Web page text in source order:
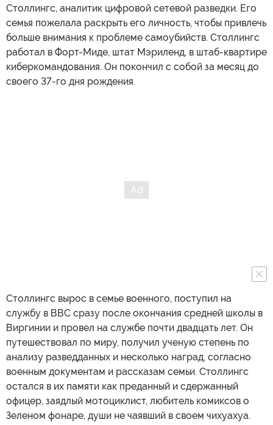
Столлингс, аналитик цифровой сетевой разведки. Его
семья пожелала раскрыть его личность, чтобы привлечь
больше внимания к проблеме самоубийств. Столлингс
работал в Форт-Миде, штат Мэриленд, в штаб-квартире
киберкомандования. Он покончил с собой за месяц до
своего 37-го дня рождения.
Столлингс вырос в семье военного, поступил на
службу в ВВС сразу после окончания средней школы в
Виргинии и провел на службе почти двадцать лет. Он
путешествовал по миру, получил ученую степень по
анализу разведданных и несколько наград, согласно
военным документам и рассказам семьи. Столлингс
остался в их памяти как преданный и сдержанный
офицер, заядлый мотоциклист, любитель комиксов о
Зеленом фонаре, души не чаявший в своем чихуахуа.